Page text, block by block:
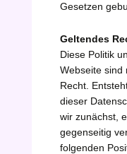
Gesetzen
Geltendes
Diese Politik
Webseite sind
Recht.
dieser
wir zunächst,
gegenseitig
folgenden